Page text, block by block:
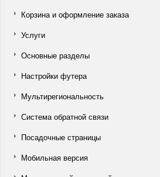
Корзина и оформление заказа
Услуги
Основные разделы
Настройки футера
Мультирегиональность
Система обратной связи
Посадочные страницы
Мобильная версия